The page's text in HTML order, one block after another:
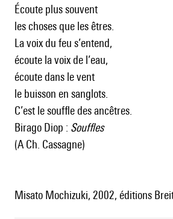
Écoute plus souvent
les choses que les êtres.
La voix du feu s’entend,
écoute la voix de l’eau,
écoute dans le vent
le buisson en sanglots.
C’est le souffle des ancêtres.
Birago Diop : Souffles
(A Ch. Cassagne)
Misato Mochizuki, 2002, éditions